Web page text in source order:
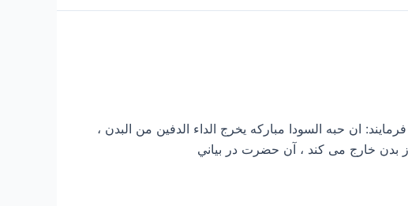
ان حبه السودا مبارکه یخرج الداء الدفین من البدن ،
بدن خارج می کند ، آن حضرت در بياني